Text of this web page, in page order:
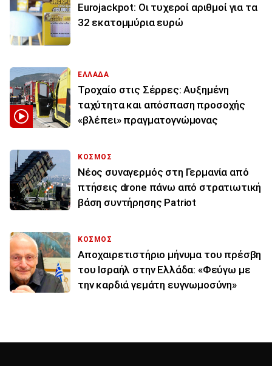
Eurojackpot: Οι τυχεροί αριθμοί για τα
32 εκατoμμύρια ευρώ
ΕΛΛΑΔΑ
Τροχαίο στις Σέρρες: Αυξημένη
ταχύτητα και απόσπαση προσοχής
«βλέπει» πραγματογνώμονας
ΚΟΣΜΟΣ
Νέος συναγερμός στη Γερμανία από
πτήσεις drone πάνω από στρατιωτική
βάση συντήρησης Patriot
ΚΟΣΜΟΣ
Αποχαιρετιστήριο μήνυμα του πρέσβη
του Ισραήλ στην Ελλάδα: «Φεύγω με
την καρδιά γεμάτη ευγνωμοσύνη»